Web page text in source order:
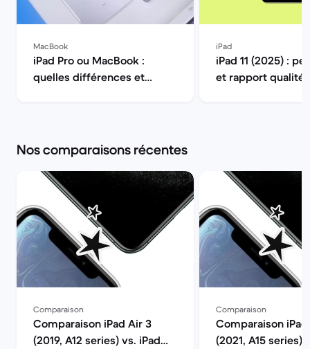
MacBook
iPad Pro ou MacBook :
quelles différences et
iPad
iPad 11 (2025) :
et rapport
Nos comparaisons récentes
Comparaison
Comparaison iPad Air 3
(2019, A12 series) vs. iPad
Comparaison
Comparaison
(2021, A15 series)